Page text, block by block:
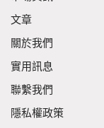
文章
關於我們
實用訊息
聯繫我們
隱私權政策